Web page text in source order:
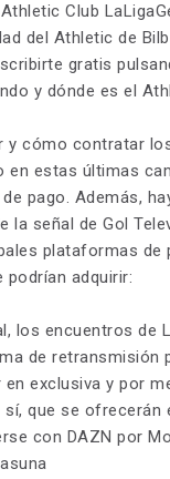
Club
del Athletic de
gratis
y dónde es el
y cómo contratar
en estas últimas
pago. Además,
la señal de Gol
plataformas
adquirir:
los encuentros de
de
en exclusiva y por
que se ofrecerán
con DAZN por